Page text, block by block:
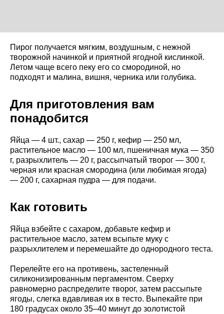
Пирог получается мягким, воздушным, с нежной
творожной начинкой и приятной ягодной кислинкой.
Летом чаще всего пеку его со смородиной, но
подходят и малина, вишня, черника или голубика.
Для приготовления вам
понадобится
Яйца — 4 шт., сахар — 250 г, кефир — 250 мл,
растительное масло — 100 мл, пшеничная мука — 350
г, разрыхлитель — 20 г, рассыпчатый творог — 300 г,
черная или красная смородина (или любимая ягода)
— 200 г, сахарная пудра — для подачи.
Как готовить
Яйца взбейте с сахаром, добавьте кефир и
растительное масло, затем всыпьте муку с
разрыхлителем и перемешайте до однородного теста.
Перелейте его на противень, застеленный
силиконизированным пергаментом. Сверху
равномерно распределите творог, затем рассыпьте
ягоды, слегка вдавливая их в тесто. Выпекайте при
180 градусах около 35–40 минут до золотистой